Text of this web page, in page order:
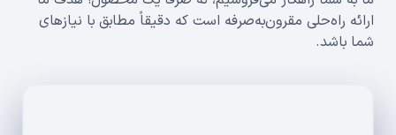
ارائه راه‌حلی مقرون‌به‌صرفه است که دقیقاً مطابق با نیازهای
شما باشد.